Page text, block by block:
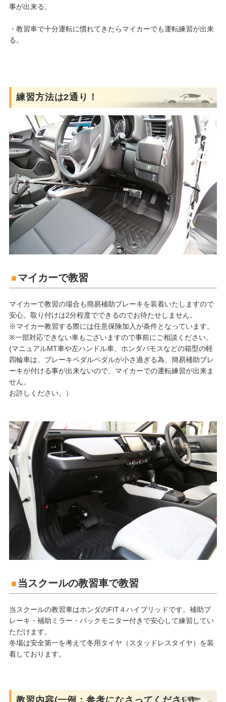
事が出来る。
・教習車で十分運転に慣れてきたらマイカーでも運転練習が出来
る。
練習方法は2通り！
マイカーで教習
マイカーで教習の場合も簡易補助ブレーキを装着いたしますので
安心。取り付けは2分程度でできるのでお待たせしません。
※マイカー教習する際には任意保険加入が条件となっています。
※一部対応できない車もございますので事前にご相談ください。
(マニュアルMT車や左ハンドル車、ホンダバモスなどの箱型の軽
四輪車は、ブレーキペダルペダルが小さ過ぎる為、簡易補助ブレ
ーキが付ける事が出来ないので、マイカーでの運転練習が出来ま
せん。
お許しください。）
当スクールの教習車で教習
当スクールの教習車はホンダのFIT４ハイブリッドです。補助ブ
レーキ・補助ミラー・バックモニター付きで安心して練習してい
ただけます。
冬場は安全第一を考えて冬用タイヤ（スタッドレスタイヤ）を装
着しております。